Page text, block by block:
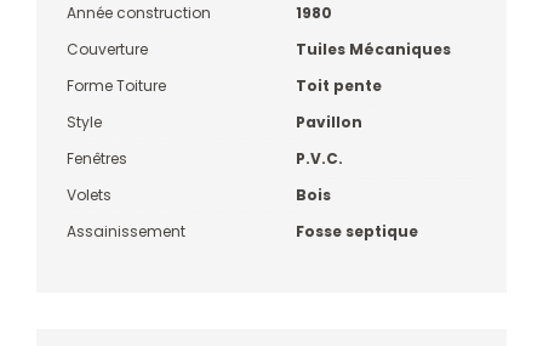
Année construction
1980
Couverture
Tuiles Mécaniques
Forme Toiture
Toit pente
Style
Pavillon
Fenêtres
P.V.C.
Volets
Bois
Assainissement
Fosse septique